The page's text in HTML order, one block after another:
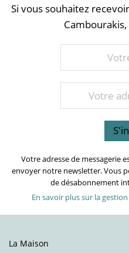
Si vous souhaitez
Votre adresse de messagerie
envoyer notre newsletter. Vous
de désabonnement
En savoir plus sur la
La Maison